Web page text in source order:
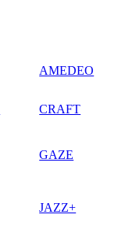
AMEDEO
CRAFT
GAZE
JAZZ+